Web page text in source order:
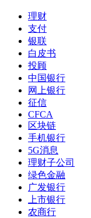
理财
支付
银联
白皮书
投顾
中国银行
网上银行
征信
CFCA
区块链
手机银行
5G消息
理财子公司
绿色金融
广发银行
上市银行
农商行